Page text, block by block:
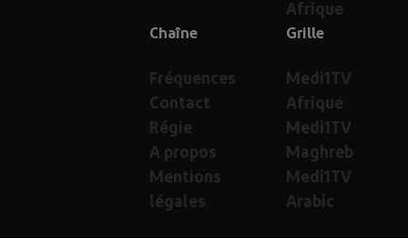
Afrique
Grille
Medi1TV
Afrique
Medi1TV
Maghreb
Medi1TV
Arabic
Chaîne
Fréquences
Contact
Régie
A propos
Mentions
légales